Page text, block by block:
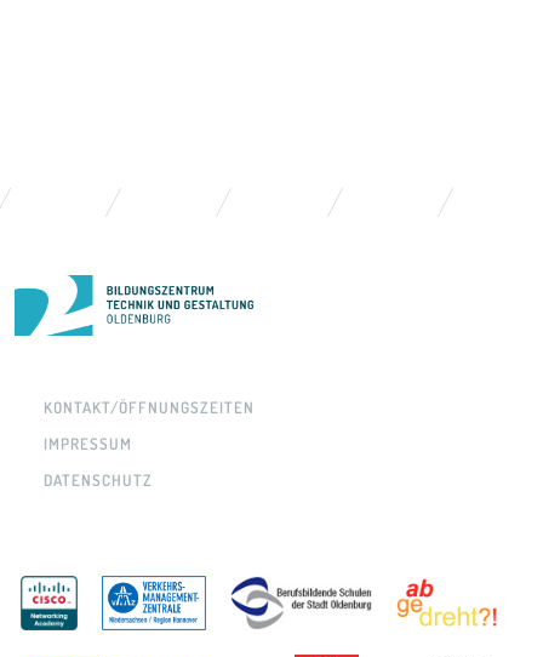
KONTAKT/ÖFFNUNGSZEITEN
IMPRESSUM
DATENSCHUTZ